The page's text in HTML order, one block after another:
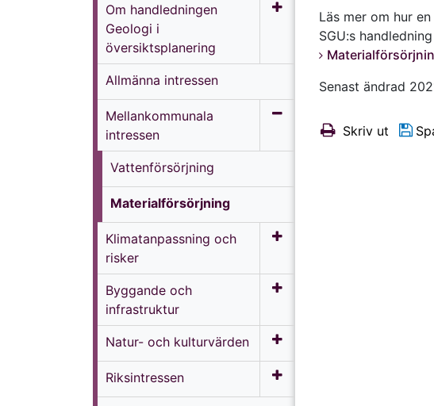
Om handledningen
Geologi i
översiktsplanering
Allmänna intressen
Mellan­kommunala
intressen
Vatten­försörjning
Materialförsörjning
Klimat­anpassning och
risker
Byggande och
infrastruktur
Natur- och kulturvärden
Riksintressen
Läs mer om hur
SGU:s
Senast ändrad
Skriv ut